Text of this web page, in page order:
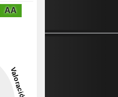
AA